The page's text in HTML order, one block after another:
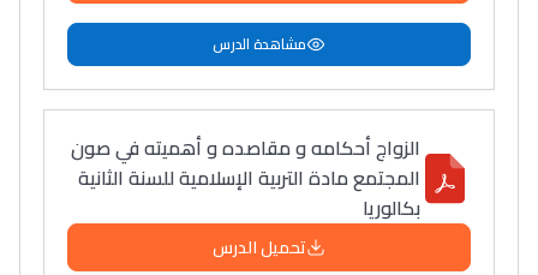
باش تقدر تساعد الناس
يلقاو التوازن من الدّاخل
ومن الخارج، بشرى
أمسكين بنات مسارها
خطوة بخطوة - مترجم
القراية و الخدمة فمجال
تقويم البصر مع المختصّة
مريم الزواكي
مشاهدة الدرس
الزواج أحكامه و مقاصده و أهميته في صون
المجتمع مادة التربية الإسلامية للسنة الثانية
بكالوريا
تحميل الدرس